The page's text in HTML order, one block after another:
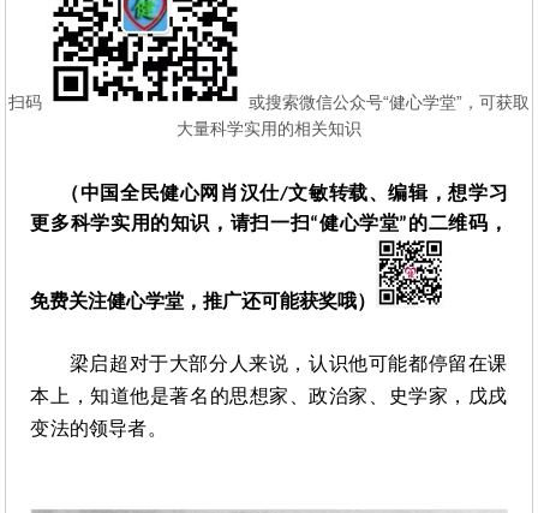
心？
来
了
解
一
启
超
么
育
孩
扫码
或搜索微信公众号“健心学堂”，可获取
大量科学实用的相关知识
（中国全民健心网肖汉仕/文敏转载、编辑，想学习
更多科学实用的知识，请扫一扫“健心学堂”的二维码，
免费关注健心学堂，推广还可能获奖哦）
梁启超对于大部分人来说，认识他可能都停留在课
本上，知道他是著名的思想家、政治家、史学家，戊戌
变法的领导者。